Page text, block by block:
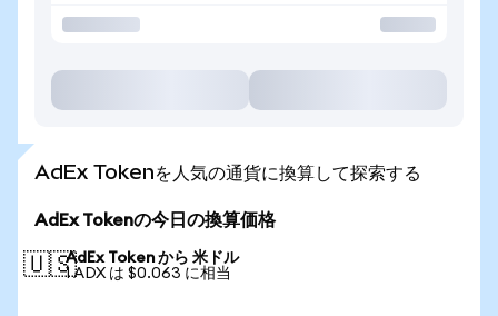
AdEx Tokenを人気の通貨に換算して探索する
AdEx Tokenの今日の換算価格
🇺🇸AdEx Token から 米ドル
1 ADX は $0.063 に相当